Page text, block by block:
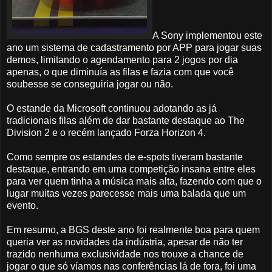
A Sony implementou este
ano um sistema de cadastramento por APP para jogar suas
demos, limitando o agendamento para 2 jogos por dia
apenas, o que diminuía as filas e fazia com que você
soubesse se conseguiria jogar ou não.
O estande da Microsoft continuou adotando as já
tradicionais filas além de dar bastante destaque ao The
Division 2 e o recém lançado Forza Horizon 4.
Como sempre os estandes de e-spots tiveram bastante
destaque, entrando em uma competição insana entre eles
para ver quem tinha a música mais alta, fazendo com que o
lugar muitas vezes parecesse mais uma balada que um
evento.
Em resumo, a BGS deste ano foi realmente boa para quem
queria ver as novidades da indústria, apesar de não ter
trazido nenhuma exclusividade nos trouxe a chance de
jogar o que só víamos nas conferências lá de fora, foi uma